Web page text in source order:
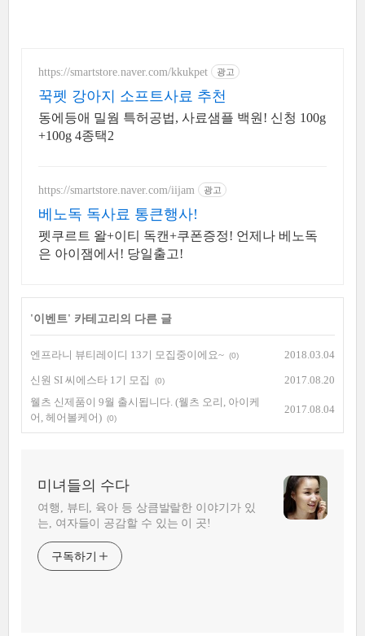
https://smartstore.naver.com/kkukpet 광고
꾹펫 강아지 소프트사료 추천
동에등애 밀웜 특허공법, 사료샘플 백원! 신청 100g
+100g 4종택2
https://smartstore.naver.com/iijam 광고
베노독 독사료 통큰행사!
펫쿠르트 왈+이티 독캔+쿠폰증정! 언제나 베노독
은 아이잼에서! 당일출고!
'이벤트' 카테고리의 다른 글
엔프라니 뷰티레이디 13기 모집중이에요~ (0) 2018.03.04
신원 SI 씨에스타 1기 모집 (0)
2017.08.20
웰츠 신제품이 9월 출시됩니다. (웰츠 오리, 아이케
어, 헤어볼케어) (0)
2017.08.04
미녀들의 수다
여행, 뷰티, 육아 등 상큼발랄한 이야기가 있
는, 여자들이 공감할 수 있는 이 곳!
구독하기